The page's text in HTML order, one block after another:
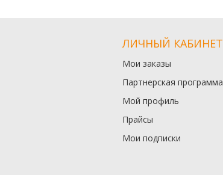
ЛИЧНЫЙ КАБИНЕТ
Мои заказы
Партнерская программа
Мой профиль
Прайсы
Мои подписки